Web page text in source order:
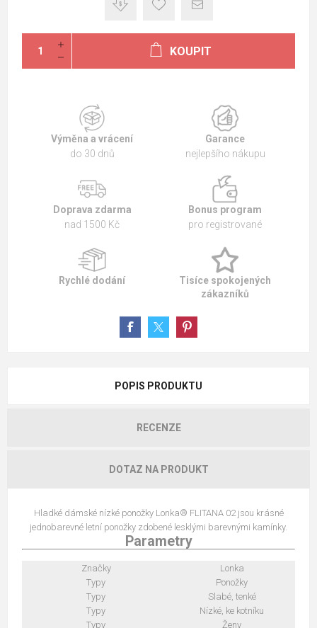
KOUPIT
Výměna a vrácení
do 30 dnů
Garance
nejlepšího nákupu
Doprava zdarma
nad 1500 Kč
Bonus program
pro registrované
Rychlé dodání
Tisíce spokojených
zákazníků
POPIS PRODUKTU
RECENZE
DOTAZ NA PRODUKT
Hladké dámské nízké ponožky Lonka® FLITANA 02 jsou krásné
jednobarevné letní ponožky zdobené lesklými barevnými kamínky.
Parametry
Značky
Lonka
Typy
Ponožky
Typy
Slabé, tenké
Typy
Nízké, ke kotníku
Typy
Ženy